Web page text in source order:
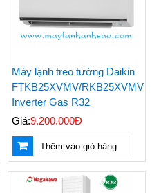
Máy lạnh treo tường Daikin
FTKB25XVMV/RKB25XVMV
Inverter Gas R32
Giá:9.200.000Đ
Thêm vào giỏ hàng